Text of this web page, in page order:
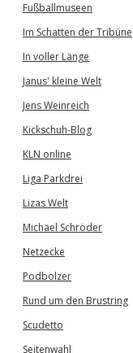
Fußballmuseen
Im Schatten der Tribüne
In voller Länge
Janus' kleine Welt
Jens Weinreich
Kickschuh-Blog
KLN online
Liga Parkdrei
Lizas Welt
Michael Schröder
Netzecke
Podbolzer
Rund um den Brustring
Scudetto
Seitenwahl